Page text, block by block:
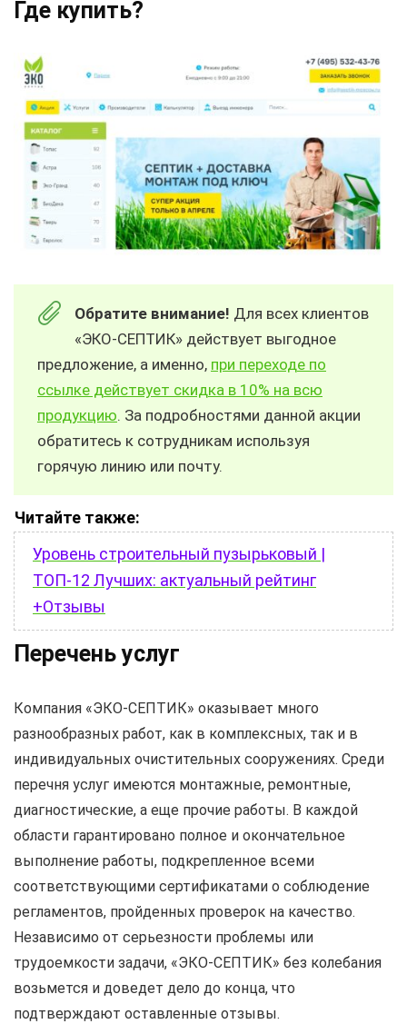
Где купить?
Обратите внимание! Для всех клиентов
«ЭКО-СЕПТИК» действует выгодное
предложение, а именно, при переходе по
ссылке действует скидка в 10% на всю
продукцию. За подробностями данной акции
обратитесь к сотрудникам используя
горячую линию или почту.
Читайте также:
Уровень строительный пузырьковый |
ТОП-12 Лучших: актуальный рейтинг
+Отзывы
Перечень услуг
Компания «ЭКО-СЕПТИК» оказывает много
разнообразных работ, как в комплексных, так и в
индивидуальных очистительных сооружениях. Среди
перечня услуг имеются монтажные, ремонтные,
диагностические, а еще прочие работы. В каждой
области гарантировано полное и окончательное
выполнение работы, подкрепленное всеми
соответствующими сертификатами о соблюдение
регламентов, пройденных проверок на качество.
Независимо от серьезности проблемы или
трудоемкости задачи, «ЭКО-СЕПТИК» без колебания
возьмется и доведет дело до конца, что
подтверждают оставленные отзывы.